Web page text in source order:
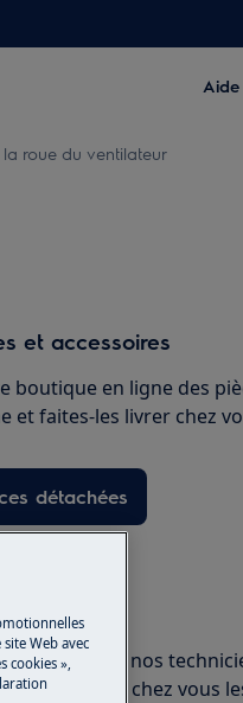
roue du ventilateur
et accessoires
boutique en ligne des
et faites-les livrer chez
détachées
expert
avec un de nos
découvrez chez vous
Web avec
cookies »,